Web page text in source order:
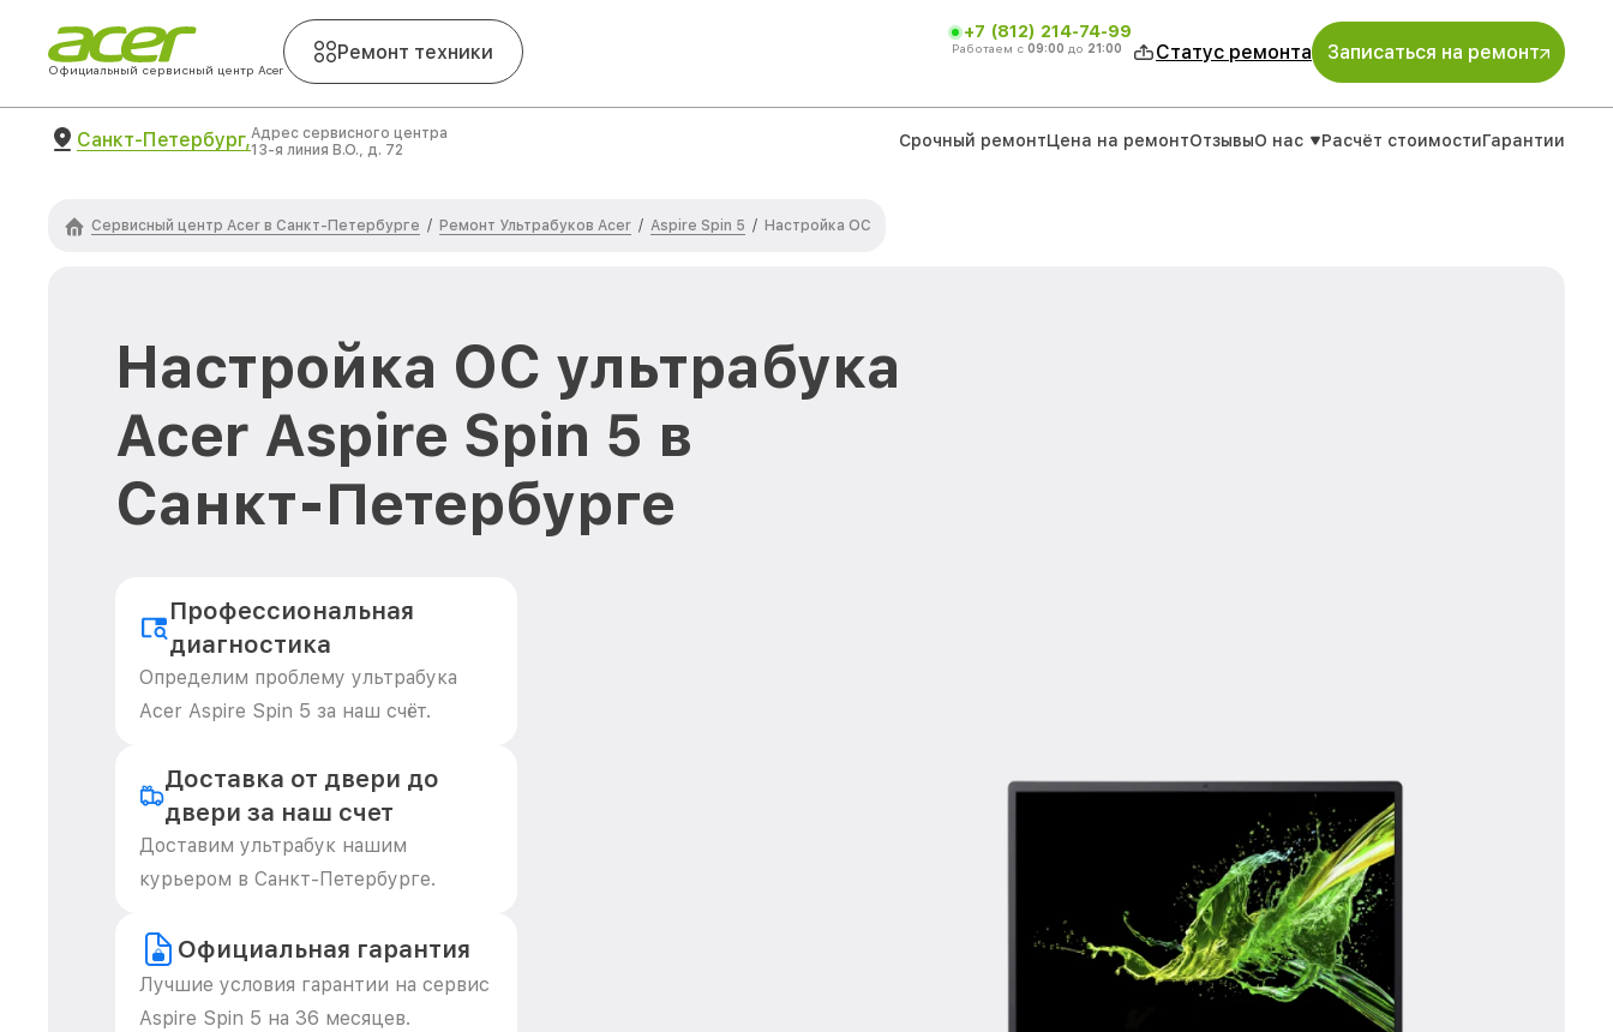
Официальный сервисный центр Acer
Ремонт техники
+7 (812) 214-74-99
Работаем с 09:00 до 21:00 Статус ремонта Записаться на ремонт
Санкт-Петербург,Адрес сервисного центра
13-я линия В.О., д. 72
Срочный ремонтЦена на ремонтОтзывыО нас Расчёт стоимостиГарантии
Сервисный центр Acer в Санкт-Петербурге / Ремонт Ультрабуков Acer / Aspire Spin 5 / Настройка ОС
Настройка ОС ультрабука
Acer Aspire Spin 5 в
Санкт-Петербурге
Профессиональная
диагностика
Определим проблему ультрабука
Acer Aspire Spin 5 за наш счёт.
Доставка от двери до
двери за наш счет
Доставим ультрабук нашим
курьером в Санкт-Петербурге.
Официальная гарантия
Лучшие условия гарантии на сервис
Aspire Spin 5 на 36 месяцев.